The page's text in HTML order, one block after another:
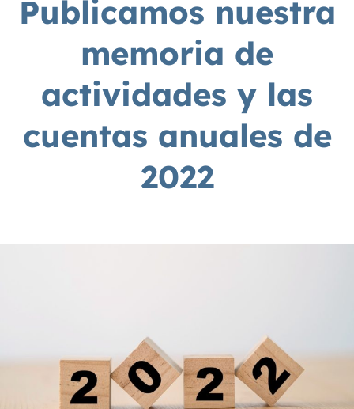
Publicamos nuestra
memoria de
actividades y las
cuentas anuales de
2022